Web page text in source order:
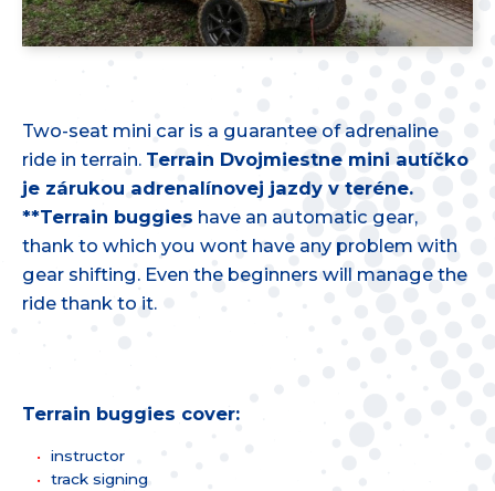
Two-seat mini car is a guarantee of adrenaline
ride in terrain. Terrain Dvojmiestne mini autíčko
je zárukou adrenalínovej jazdy v teréne.
**Terrain buggies have an automatic gear,
thank to which you wont have any problem with
gear shifting. Even the beginners will manage the
ride thank to it.
Terrain buggies cover:
instructor
track signing